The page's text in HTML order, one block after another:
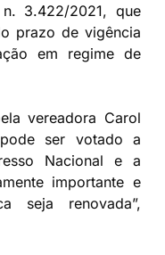
3.422/2021, que
prazo de vigência
em regime de
vereadora Carol
ser votado a
Nacional e a
importante e
seja renovada”,